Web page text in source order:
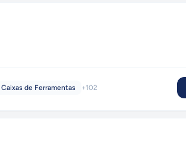
Caixas de Ferramentas +102